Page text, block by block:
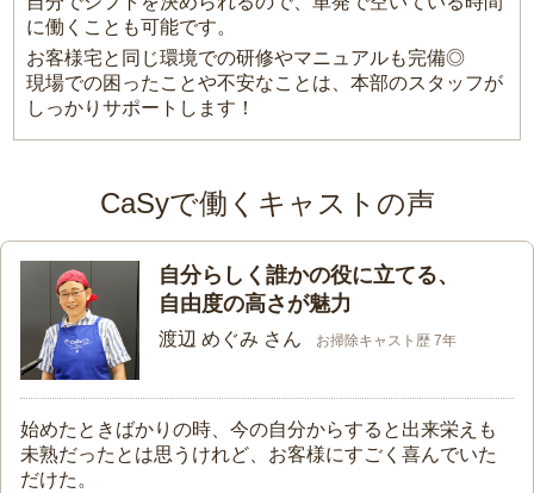
に働くことも可能です。
お客様宅と同じ環境での研修やマニュアルも完備◎
現場での困ったことや不安なことは、本部のスタッフが
しっかりサポートします！
CaSyで働くキャストの声
自分らしく誰かの役に立てる、
自由度の高さが魅力
渡辺 めぐみ さん お掃除キャスト歴 7年
始めたときばかりの時、今の自分からすると出来栄えも
未熟だったとは思うけれど、お客様にすごく喜んでいた
だけた。